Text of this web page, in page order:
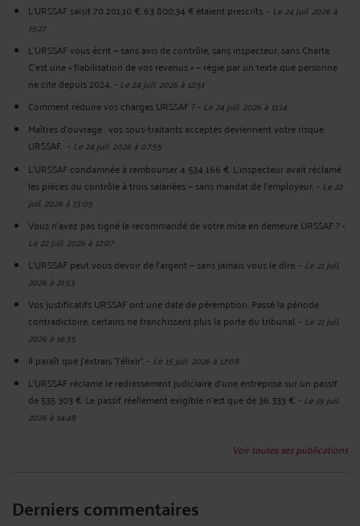
L'URSSAF saisit 70 201,10 €. 63 800,34 € étaient prescrits.- Le 24 juil. 2026 à
15:27
L'URSSAF vous écrit — sans avis de contrôle, sans inspecteur, sans Charte.
C'est une « fiabilisation de vos revenus » — régie par un texte que personne
ne cite depuis 2024.- Le 24 juil. 2026 à 12:51
Comment réduire vos charges URSSAF ?- Le 24 juil. 2026 à 11:14
Maîtres d'ouvrage : vos sous-traitants acceptés deviennent votre risque
URSSAF. - Le 24 juil. 2026 à 07:55
L'URSSAF condamnée à rembourser 4 534 166 €. L'inspecteur avait réclamé
les pièces du contrôle à trois salariées — sans mandat de l'employeur.- Le 22
juil. 2026 à 13:05
Vous n'avez pas signé le recommandé de votre mise en demeure URSSAF ?-
Le 22 juil. 2026 à 12:07
L’URSSAF peut vous devoir de l’argent — sans jamais vous le dire.- Le 21 juil.
2026 à 21:53
Vos justificatifs URSSAF ont une date de péremption. Passé la période
contradictoire, certains ne franchissent plus la porte du tribunal.- Le 21 juil.
2026 à 16:35
Il paraît que j'extrais "l'élixir".- Le 15 juil. 2026 à 17:08
L'URSSAF réclame le redressement judiciaire d'une entreprise sur un passif
de 535 303 €. Le passif réellement exigible n'est que de 36 333 €.- Le 15 juil.
2026 à 14:48
Voir toutes ses publications
Derniers commentaires